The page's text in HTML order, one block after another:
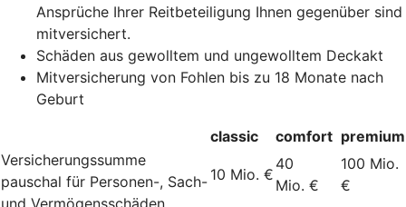
Ansprüche Ihrer Reitbeteiligung Ihnen gegenüber sind
mitversichert.
Schäden aus gewolltem und ungewolltem Deckakt
Mitversicherung von Fohlen bis zu 18 Monate nach
Geburt
classic comfort premium
Versicherungssumme
pauschal für Personen-, Sach-
und Vermögensschäden
10 Mio. €
40
Mio. €
100 Mio.
€